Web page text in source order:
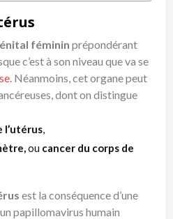
féminin prépondérant
c’est à son niveau que va se
. Néanmoins, cet organe peut
dont on distingue
l’utérus,
ou cancer du corps de
est la conséquence d’une
papillomavirus humain